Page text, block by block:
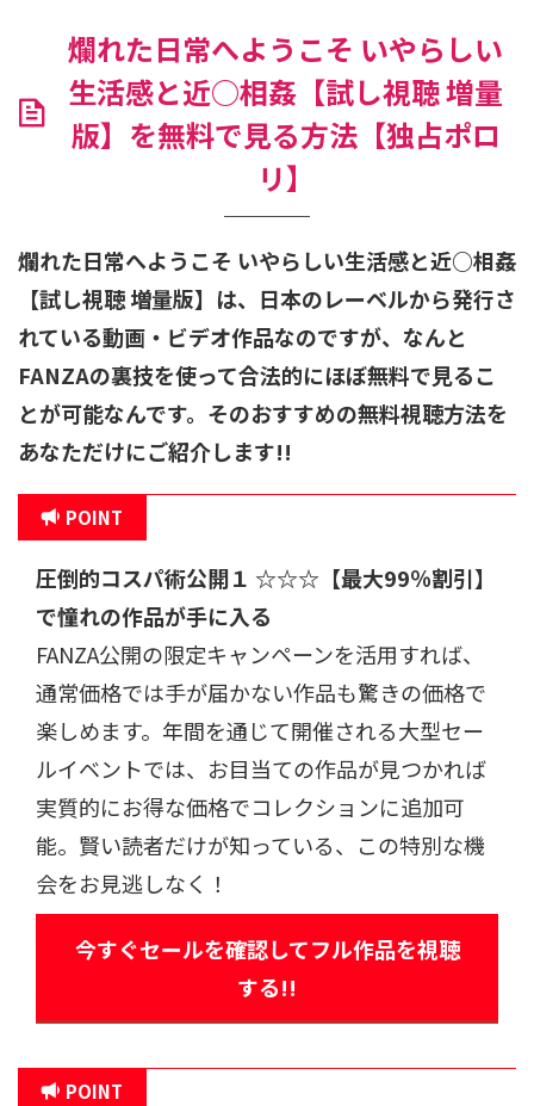
爛れた日常へようこそ いやらしい
生活感と近○相姦【試し視聴 増量
版】を無料で見る方法【独占ポロ
リ】
爛れた日常へようこそ いやらしい生活感と近○相姦
【試し視聴 増量版】 は、日本のレーベルから発行さ
れている動画・ビデオ作品なのですが、なんと
FANZAの裏技を使って合法的にほぼ無料で見るこ
とが可能なんです。そのおすすめの無料視聴方法を
あなただけにご紹介します!!
POINT
圧倒的コスパ術公開１ ☆☆☆ 【最大99％割引】
で憧れの作品が手に入る
FANZA公開の限定キャンペーンを活用すれば、
通常価格では手が届かない作品も驚きの価格で
楽しめます。年間を通じて開催される大型セー
ルイベントでは、お目当ての作品が見つかれば
実質的にお得な価格でコレクションに追加可
能。賢い読者だけが知っている、この特別な機
会をお見逃しなく！
今すぐセールを確認してフル作品を視聴
する!!
POINT